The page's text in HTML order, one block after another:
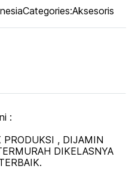
Categories:Aksesoris
:
PRODUKSI , DIJAMIN
DIKELASNYA